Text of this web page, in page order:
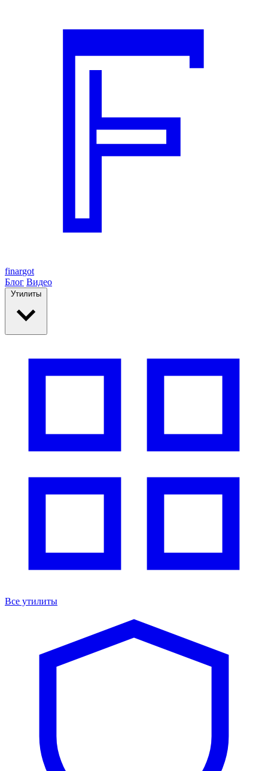
finargot
Блог Видео
Утилиты
Все утилиты